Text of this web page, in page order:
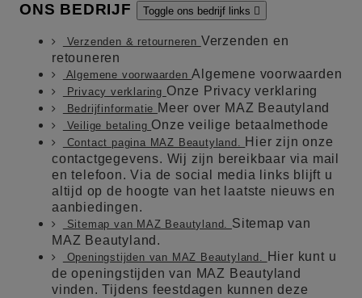
ONS BEDRIJF Toggle ons bedrijf links 
Verzenden & retourneren Verzenden en
retouneren
Algemene voorwaardenAlgemene voorwaarden
Privacy verklaring Onze Privacy verklaring
Bedrijfinformatie Meer over MAZ Beautyland
Veilige betaling Onze veilige betaalmethode
Contact pagina MAZ Beautyland. Hier zijn onze
contactgegevens. Wij zijn bereikbaar via mail
en telefoon. Via de social media links blijft u
altijd op de hoogte van het laatste nieuws en
aanbiedingen.
Sitemap van MAZ Beautyland. Sitemap van
MAZ Beautyland.
Openingstijden van MAZ Beautyland.
Hier kunt u
de openingstijden van MAZ Beautyland
vinden. Tijdens feestdagen kunnen deze